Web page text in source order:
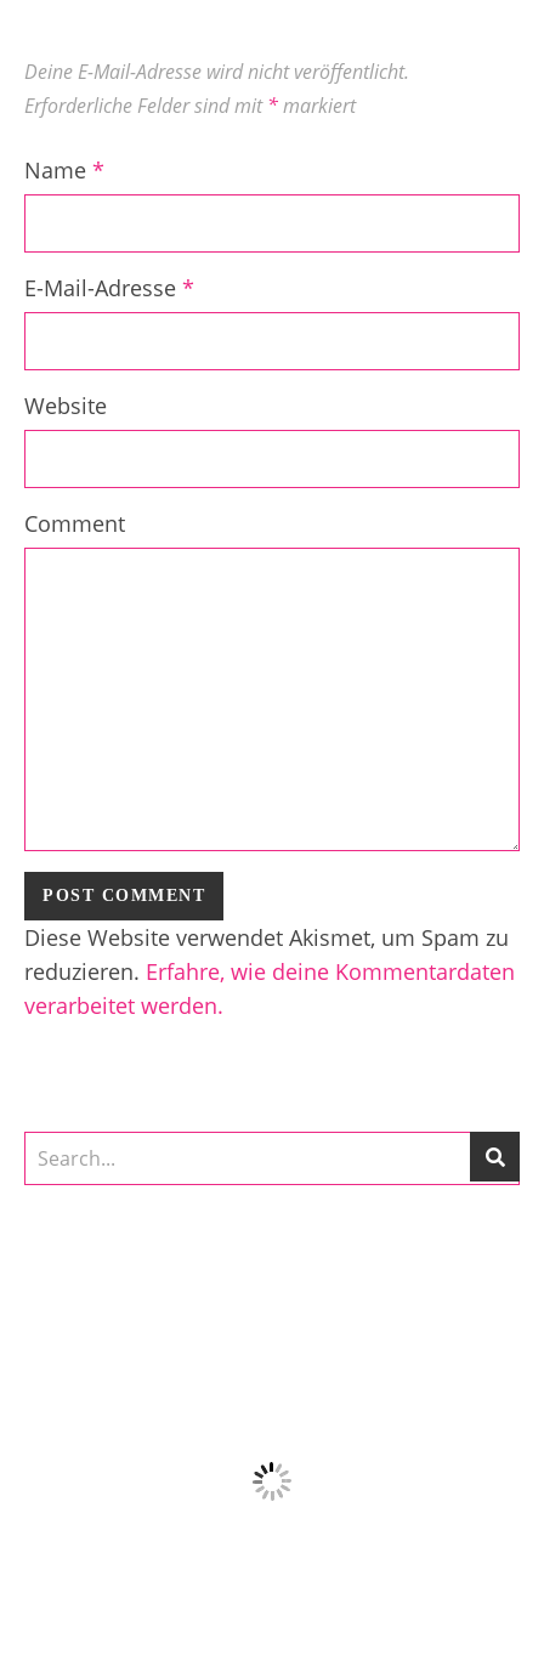
Deine E-Mail-Adresse wird nicht veröffentlicht.
Erforderliche Felder sind mit*markiert
Name *
E-Mail-Adresse *
Website
Comment
Diese Website verwendet Akismet, um Spam zu
reduzieren. Erfahre, wie deine Kommentardaten
verarbeitet werden.